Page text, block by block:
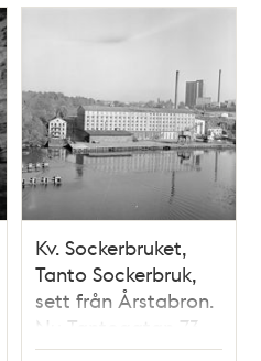
Kv. Sockerbruket,
Tanto Sockerbruk,
sett från Årstabron.
Nu Tantogatan 73,
kv. Kulltorp